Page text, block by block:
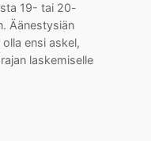
19- tai 20-
Äänestysiän
ensi askel,
laskemiselle